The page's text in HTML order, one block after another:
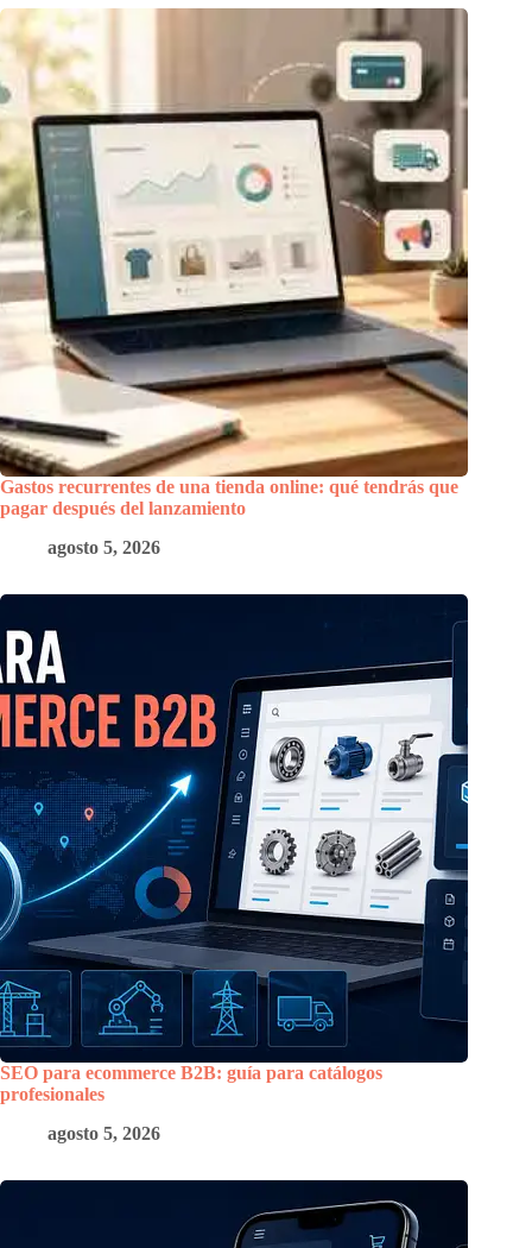
Gastos recurrentes de una tienda online: qué tendrás que
pagar después del lanzamiento
agosto 5, 2026
SEO para ecommerce B2B: guía para catálogos
profesionales
agosto 5, 2026